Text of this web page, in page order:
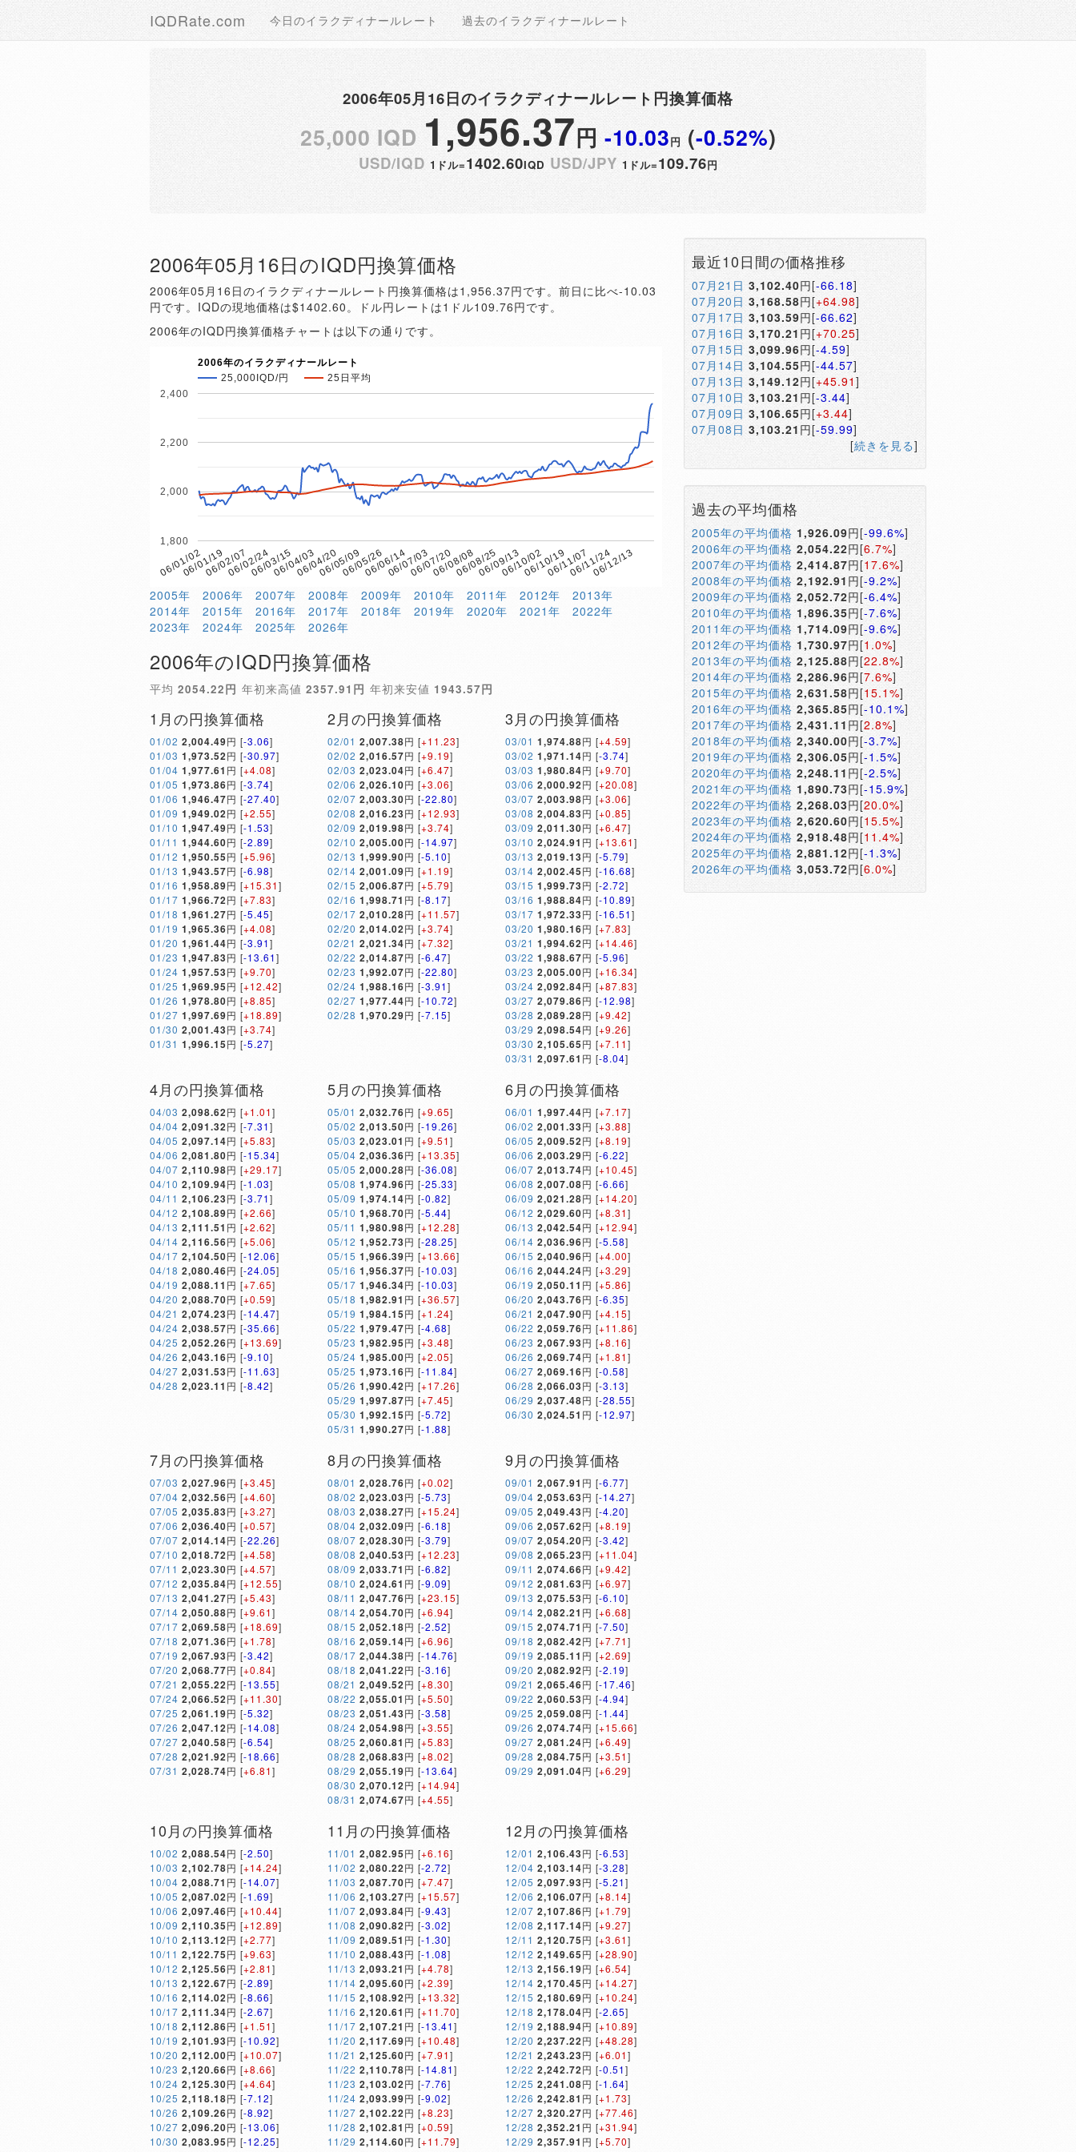
IQDRate.com 今日のイラクディナールレート 過去のイラクディナールレート
2006年05月16日のイラクディナールレート円換算価格
25,000 IQD 1,956.37円-10.03円 (-0.52%)
USD/IQD 1ドル=1402.60IQD USD/JPY 1ドル=109.76円
2006年05月16日のIQD円換算価格
2006年05月16日のイラクディナールレート円換算価格は1,956.37円です。前日に比べ-10.03
円です。IQDの現地価格は$1402.60。ドル円レートは1ドル109.76円です。
2006年のIQD円換算価格チャートは以下の通りです。
2006年のイラクディナールレート
25,000IQD/円
25日平均
06/01/0206/01/1906/02/0706/02/2406/03/1506/04/0306/04/2006/05/0906/05/2606/06/1406/07/0306/07/2006/08/0806/08/2506/09/1306/10/0206/10/1906/11/0706/11/2406/12/13
1,800
2,000
2,200
2,400
2005年 2006年 2007年 2008年 2009年 2010年 2011年 2012年
2013年
2014年
2015年 2016年 2017年 2018年 2019年 2020年 2021年
2022年
2023年
2024年 2025年 2026年
2006年のIQD円換算価格
平均 2054.22円 年初来高値 2357.91円 年初来安値 1943.57円
1月の円換算価格
01/02 2,004.49円 [-3.06]
01/03 1,973.52円 [-30.97]
01/04 1,977.61 円 [+4.08]
01/05 1,973.86円 [-3.74]
01/06 1,946.47円 [-27.40]
01/09 1,949.02円 [+2.55]
01/10 1,947.49円 [-1.53]
01/11 1,944.60円 [-2.89]
01/12 1,950.55円 [+5.96]
01/13 1,943.57円 [-6.98]
01/16 1,958.89円 [+15.31]
01/17 1,966.72円 [+7.83]
01/18 1,961.27円 [-5.45]
01/19 1,965.36円 [+4.08]
01/20 1,961.44円 [-3.91]
01/23 1,947.83円 [-13.61]
01/24 1,957.53円 [+9.70]
01/25 1,969.95円 [+12.42]
01/26 1,978.80円 [+8.85]
01/27 1,997.69円 [+18.89]
01/30 2,001.43円 [+3.74]
01/31 1,996.15円 [-5.27]
2月の円換算価格
02/01 2,007.38円 [+11.23]
02/02 2,016.57円 [+9.19]
02/03 2,023.04円 [+6.47]
02/06 2,026.10円 [+3.06]
02/07 2,003.30円 [-22.80]
02/08 2,016.23円 [+12.93]
02/09 2,019.98円 [+3.74]
02/10 2,005.00円 [-14.97]
02/13 1,999.90円 [-5.10]
02/14 2,001.09円 [+1.19]
02/15 2,006.87円 [+5.79]
02/16 1,998.71 円 [-8.17]
02/17 2,010.28円 [+11.57]
02/20 2,014.02円 [+3.74]
02/21 2,021.34円 [+7.32]
02/22 2,014.87円 [-6.47]
02/23 1,992.07円 [-22.80]
02/24 1,988.16円 [-3.91]
02/27 1,977.44円 [-10.72]
02/28 1,970.29円 [-7.15]
3月の円換算価格
03/01 1,974.88円 [+4.59]
03/02 1,971.14円 [-3.74]
03/03 1,980.84円 [+9.70]
03/06 2,000.92円 [+20.08]
03/07 2,003.98円 [+3.06]
03/08 2,004.83円 [+0.85]
03/09 2,011.30円 [+6.47]
03/10 2,024.91 円 [+13.61]
03/13 2,019.13円 [-5.79]
03/14 2,002.45円 [-16.68]
03/15 1,999.73円 [-2.72]
03/16 1,988.84円 [-10.89]
03/17 1,972.33円 [-16.51]
03/20 1,980.16円 [+7.83]
03/21 1,994.62円 [+14.46]
03/22 1,988.67円 [-5.96]
03/23 2,005.00円 [+16.34]
03/24 2,092.84円 [+87.83]
03/27 2,079.86円 [-12.98]
03/28 2,089.28円 [+9.42]
03/29 2,098.54円 [+9.26]
03/30 2,105.65円 [+7.11]
03/31 2,097.61 円 [-8.04]
4月の円換算価格
04/03 2,098.62円 [+1.01]
04/04 2,091.32円 [-7.31]
04/05 2,097.14円 [+5.83]
04/06 2,081.80円 [-15.34]
04/07 2,110.98円 [+29.17]
04/10 2,109.94円 [-1.03]
04/11 2,106.23円 [-3.71]
04/12 2,108.89円 [+2.66]
04/13 2,111.51 円 [+2.62]
04/14 2,116.56円 [+5.06]
04/17 2,104.50円 [-12.06]
04/18 2,080.46円 [-24.05]
04/19 2,088.11 円 [+7.65]
04/20 2,088.70円 [+0.59]
04/21 2,074.23円 [-14.47]
04/24 2,038.57円 [-35.66]
04/25 2,052.26円 [+13.69]
04/26 2,043.16円 [-9.10]
04/27 2,031.53円 [-11.63]
04/28 2,023.11 円 [-8.42]
5月の円換算価格
05/01 2,032.76円 [+9.65]
05/02 2,013.50円 [-19.26]
05/03 2,023.01 円 [+9.51]
05/04 2,036.36円 [+13.35]
05/05 2,000.28円 [-36.08]
05/08 1,974.96円 [-25.33]
05/09 1,974.14円 [-0.82]
05/10 1,968.70円 [-5.44]
05/11 1,980.98円 [+12.28]
05/12 1,952.73円 [-28.25]
05/15 1,966.39円 [+13.66]
05/16 1,956.37円 [-10.03]
05/17 1,946.34円 [-10.03]
05/18 1,982.91 円 [+36.57]
05/19 1,984.15円 [+1.24]
05/22 1,979.47円 [-4.68]
05/23 1,982.95円 [+3.48]
05/24 1,985.00円 [+2.05]
05/25 1,973.16円 [-11.84]
05/26 1,990.42円 [+17.26]
05/29 1,997.87円 [+7.45]
05/30 1,992.15円 [-5.72]
05/31 1,990.27円 [-1.88]
6月の円換算価格
06/01 1,997.44円 [+7.17]
06/02 2,001.33円 [+3.88]
06/05 2,009.52円 [+8.19]
06/06 2,003.29円 [-6.22]
06/07 2,013.74円 [+10.45]
06/08 2,007.08円 [-6.66]
06/09 2,021.28円 [+14.20]
06/12 2,029.60円 [+8.31]
06/13 2,042.54円 [+12.94]
06/14 2,036.96円 [-5.58]
06/15 2,040.96円 [+4.00]
06/16 2,044.24円 [+3.29]
06/19 2,050.11 円 [+5.86]
06/20 2,043.76円 [-6.35]
06/21 2,047.90円 [+4.15]
06/22 2,059.76円 [+11.86]
06/23 2,067.93円 [+8.16]
06/26 2,069.74円 [+1.81]
06/27 2,069.16円 [-0.58]
06/28 2,066.03円 [-3.13]
06/29 2,037.48円 [-28.55]
06/30 2,024.51 円 [-12.97]
7月の円換算価格
07/03 2,027.96円 [+3.45]
07/04 2,032.56円 [+4.60]
07/05 2,035.83円 [+3.27]
07/06 2,036.40円 [+0.57]
07/07 2,014.14円 [-22.26]
07/10 2,018.72円 [+4.58]
07/11 2,023.30円 [+4.57]
07/12 2,035.84円 [+12.55]
07/13 2,041.27円 [+5.43]
07/14 2,050.88円 [+9.61]
07/17 2,069.58円 [+18.69]
07/18 2,071.36円 [+1.78]
07/19 2,067.93円 [-3.42]
07/20 2,068.77円 [+0.84]
07/21 2,055.22円 [-13.55]
07/24 2,066.52円 [+11.30]
07/25 2,061.19円 [-5.32]
07/26 2,047.12円 [-14.08]
07/27 2,040.58円 [-6.54]
07/28 2,021.92円 [-18.66]
07/31 2,028.74円 [+6.81]
8月の円換算価格
08/01 2,028.76円 [+0.02]
08/02 2,023.03円 [-5.73]
08/03 2,038.27円 [+15.24]
08/04 2,032.09円 [-6.18]
08/07 2,028.30円 [-3.79]
08/08 2,040.53円 [+12.23]
08/09 2,033.71 円 [-6.82]
08/10 2,024.61 円 [-9.09]
08/11 2,047.76円 [+23.15]
08/14 2,054.70円 [+6.94]
08/15 2,052.18円 [-2.52]
08/16 2,059.14円 [+6.96]
08/17 2,044.38円 [-14.76]
08/18 2,041.22円 [-3.16]
08/21 2,049.52円 [+8.30]
08/22 2,055.01 円 [+5.50]
08/23 2,051.43円 [-3.58]
08/24 2,054.98円 [+3.55]
08/25 2,060.81 円 [+5.83]
08/28 2,068.83円 [+8.02]
08/29 2,055.19円 [-13.64]
08/30 2,070.12円 [+14.94]
08/31 2,074.67円 [+4.55]
9月の円換算価格
09/01 2,067.91 円 [-6.77]
09/04 2,053.63円 [-14.27]
09/05 2,049.43円 [-4.20]
09/06 2,057.62円 [+8.19]
09/07 2,054.20円 [-3.42]
09/08 2,065.23円 [+11.04]
09/11 2,074.66円 [+9.42]
09/12 2,081.63円 [+6.97]
09/13 2,075.53円 [-6.10]
09/14 2,082.21 円 [+6.68]
09/15 2,074.71 円 [-7.50]
09/18 2,082.42円 [+7.71]
09/19 2,085.11 円 [+2.69]
09/20 2,082.92円 [-2.19]
09/21 2,065.46円 [-17.46]
09/22 2,060.53円 [-4.94]
09/25 2,059.08円 [-1.44]
09/26 2,074.74円 [+15.66]
09/27 2,081.24円 [+6.49]
09/28 2,084.75円 [+3.51]
09/29 2,091.04円 [+6.29]
10月の円換算価格
10/02 2,088.54円 [-2.50]
10/03 2,102.78円 [+14.24]
10/04 2,088.71 円 [-14.07]
10/05 2,087.02円 [-1.69]
10/06 2,097.46円 [+10.44]
10/09 2,110.35円 [+12.89]
10/10 2,113.12円 [+2.77]
10/11 2,122.75円 [+9.63]
10/12 2,125.56円 [+2.81]
10/13 2,122.67円 [-2.89]
10/16 2,114.02円 [-8.66]
10/17 2,111.34円 [-2.67]
10/18 2,112.86円 [+1.51]
10/19 2,101.93円 [-10.92]
10/20 2,112.00円 [+10.07]
10/23 2,120.66円 [+8.66]
10/24 2,125.30円 [+4.64]
10/25 2,118.18円 [-7.12]
10/26 2,109.26円 [-8.92]
10/27 2,096.20円 [-13.06]
10/30 2,083.95円 [-12.25]
11月の円換算価格
11/01 2,082.95円 [+6.16]
11/02 2,080.22円 [-2.72]
11/03 2,087.70円 [+7.47]
11/06 2,103.27円 [+15.57]
11/07 2,093.84円 [-9.43]
11/08 2,090.82円 [-3.02]
11/09 2,089.51 円 [-1.30]
11/10 2,088.43円 [-1.08]
11/13 2,093.21 円 [+4.78]
11/14 2,095.60円 [+2.39]
11/15 2,108.92円 [+13.32]
11/16 2,120.61 円 [+11.70]
11/17 2,107.21 円 [-13.41]
11/20 2,117.69円 [+10.48]
11/21 2,125.60円 [+7.91]
11/22 2,110.78円 [-14.81]
11/23 2,103.02円 [-7.76]
11/24 2,093.99円 [-9.02]
11/27 2,102.22円 [+8.23]
11/28 2,102.81 円 [+0.59]
11/29 2,114.60円 [+11.79]
12月の円換算価格
12/01 2,106.43円 [-6.53]
12/04 2,103.14円 [-3.28]
12/05 2,097.93円 [-5.21]
12/06 2,106.07円 [+8.14]
12/07 2,107.86円 [+1.79]
12/08 2,117.14円 [+9.27]
12/11 2,120.75円 [+3.61]
12/12 2,149.65円 [+28.90]
12/13 2,156.19円 [+6.54]
12/14 2,170.45円 [+14.27]
12/15 2,180.69円 [+10.24]
12/18 2,178.04円 [-2.65]
12/19 2,188.94円 [+10.89]
12/20 2,237.22円 [+48.28]
12/21 2,243.23円 [+6.01]
12/22 2,242.72円 [-0.51]
12/25 2,241.08円 [-1.64]
12/26 2,242.81 円 [+1.73]
12/27 2,320.27円 [+77.46]
12/28 2,352.21 円 [+31.94]
12/29 2,357.91 円 [+5.70]
最近10日間の価格推移
07月21日 3,102.40円[-66.18]
07月20日 3,168.58円[+64.98]
07月17日 3,103.59円[-66.62]
07月16日 3,170.21 円[+70.25]
07月15日 3,099.96円[-4.59]
07月14日 3,104.55円[-44.57]
07月13日 3,149.12円[+45.91 ]
07月10日 3,103.21円[-3.44]
07月09日 3,106.65円[+3.44]
07月08日 3,103.21 円[-59.99]
[続きを見る]
過去の平均価格
2005年の平均価格 1,926.09円[-99.6%]
2006年の平均価格 2,054.22円[6.7%]
2007年の平均価格 2,414.87円[17.6%]
2008年の平均価格 2,192.91 円[-9.2%]
2009年の平均価格 2,052.72円[-6.4%]
2010年の平均価格 1,896.35円[-7.6%]
2011年の平均価格 1,714.09円[-9.6%]
2012年の平均価格 1,730.97円[1.0%]
2013年の平均価格 2,125.88円[22.8%]
2014年の平均価格 2,286.96円[7.6%]
2015年の平均価格 2,631.58円[15.1%]
2016年の平均価格 2,365.85円[-10.1%]
2017年の平均価格 2,431.11 円[2.8%]
2018年の平均価格 2,340.00円[-3.7%]
2019年の平均価格 2,306.05円[-1.5%]
2020年の平均価格 2,248.11 円[-2.5%]
2021年の平均価格 1,890.73円[-15.9%]
2022年の平均価格 2,268.03円[20.0%]
2023年の平均価格 2,620.60円[15.5%]
2024年の平均価格 2,918.48円[11.4%]
2025年の平均価格 2,881.12円[-1.3%]
2026年の平均価格 3,053.72円[6.0%]